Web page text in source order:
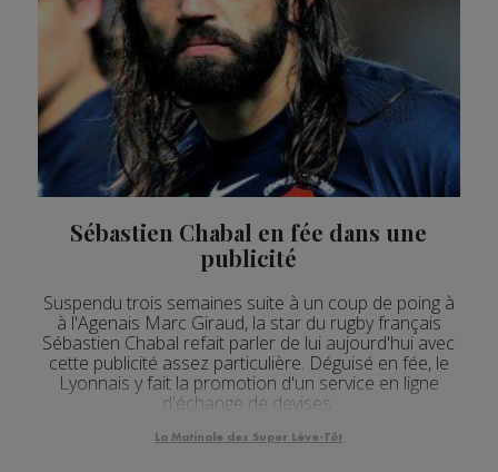
Sébastien Chabal en fée dans une
publicité
Suspendu trois semaines suite à un coup de poing à
à l'Agenais Marc Giraud, la star du rugby français
Sébastien Chabal refait parler de lui aujourd'hui avec
cette publicité assez particulière. Déguisé en fée, le
Lyonnais y fait la promotion d'un service en ligne
d'échange de devises.
La Matinale des Super Lève-Tôt